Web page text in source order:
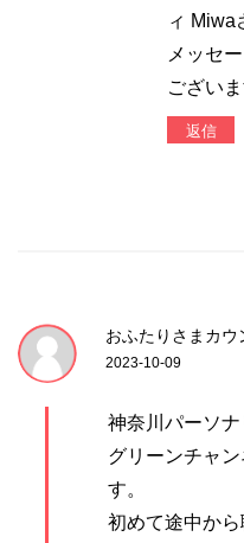
ィ Miwa
メッセ
ござい
返信
おふたりさまカウ
2023-10-09
神奈川パーソ
グリーンチャ
す。
初めて途中から